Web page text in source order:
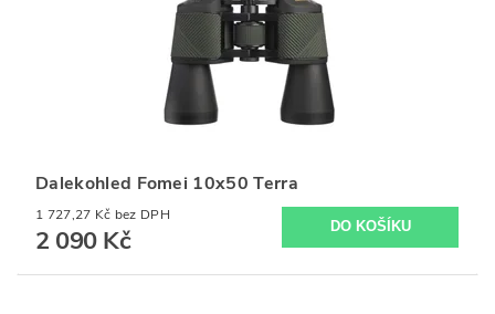
Dalekohled Fomei 10x50 Terra
1 727,27 Kč bez DPH
2 090 Kč